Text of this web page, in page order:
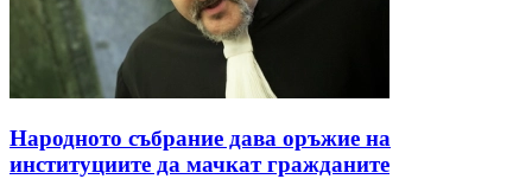
Народното събрание дава оръжие на
институциите да мачкат гражданите